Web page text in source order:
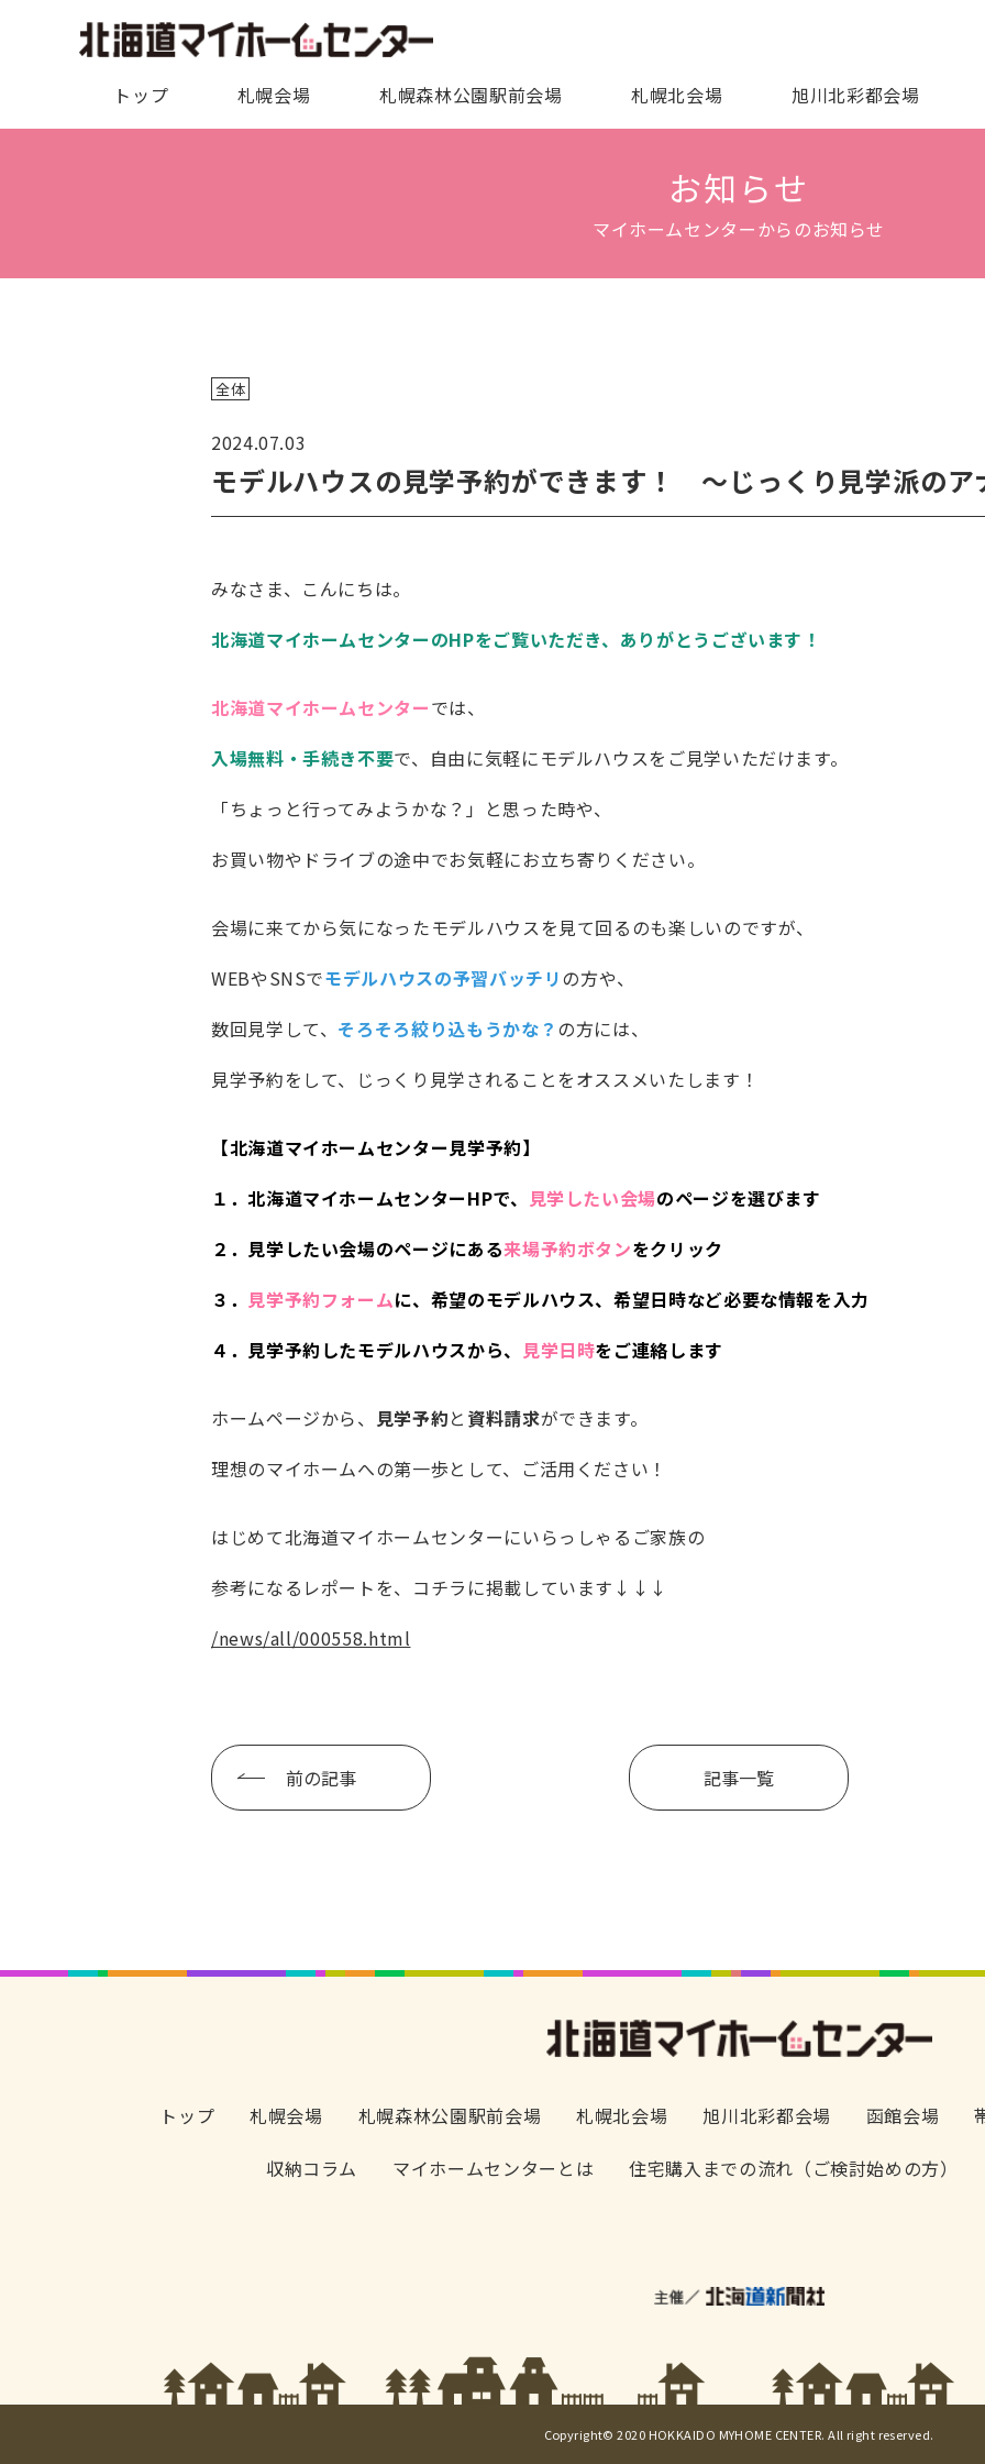
トップ 札幌会場 札幌森林公園駅前会場 札幌北会場 旭川北彩都会場
お知らせ
マイホームセンターからのお知らせ
全体
2024.07.03
モデルハウスの見学予約ができます！ ～じっくり見学派のア
みなさま、こんにちは。
北海道マイホームセンターのHPをご覧いただき、ありがとうございます！
北海道マイホームセンターでは、
入場無料・手続き不要で、自由に気軽にモデルハウスをご見学いただけます。
「ちょっと行ってみようかな？」と思った時や、
お買い物やドライブの途中でお気軽にお立ち寄りください。
会場に来てから気になったモデルハウスを見て回るのも楽しいのですが、
WEBやSNSでモデルハウスの予習バッチリの方や、
数回見学して、 そろそろ絞り込もうかな？ の方には、
見学予約をして、じっくり見学されることをオススメいたします！
【北海道マイホームセンター見学予約】
１．北海道マイホームセンターHPで、
見学したい会場のページを選びます
２．見学したい会場のページにある来場予約ボタンをクリック
３． 見学予約フォームに、希望のモデルハウス、希望日時など必要な情報を入力
４．見学予約したモデルハウスから、
見学日時をご連絡します
ホームページから、 見学予約と 資料請求ができます。
理想のマイホームへの第一歩として、ご活用ください！
はじめて北海道マイホームセンターにいらっしゃるご家族の
参考になるレポートを、コチラに掲載しています↓↓↓
/news/all/000558.html
前の記事 記事一覧
トップ 札幌会場 札幌森林公園駅前会場 札幌北会場 旭川北彩都会場 函館会場
収納コラム
マイホームセンターとは 住宅購入までの流れ（ご検討始めの方）
Copyright© 2020 HOKKAIDO MYHOME CENTER. All right reserved.